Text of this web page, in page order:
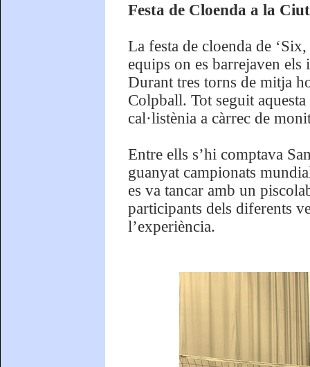
Festa de Cloenda a la
La festa de cloenda de
equips on es barrejaven els
Durant tres torns de mitja
Colpball. Tot seguit
cal·listènia a càrrec de
Entre ells s’hi comptava
guanyat campionats
es va tancar amb un
participants dels diferents
l’experiència.